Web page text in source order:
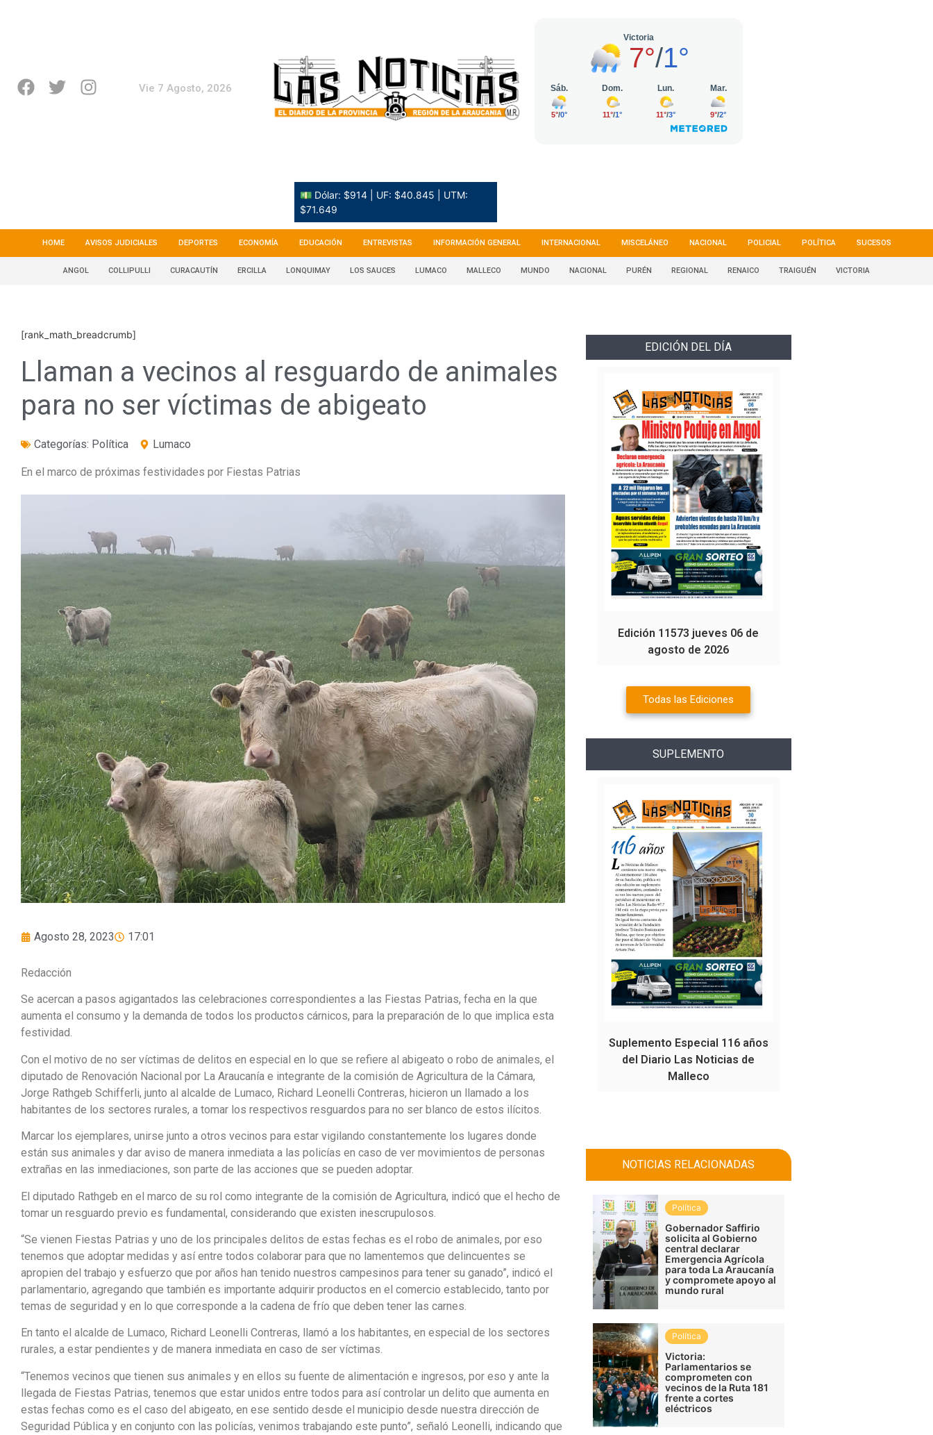
Vie 7 Agosto, 2026
💵 Dólar: $914 | UF: $40.845 | UTM:
$71.649
HOME AVISOS JUDICIALES DEPORTES ECONOMÍA EDUCACIÓN ENTREVISTAS INFORMACIÓN GENERAL INTERNACIONAL MISCELÁNEO NACIONAL POLICIAL POLÍTICA SUCESOS
ANGOL COLLIPULLI CURACAUTÍN ERCILLA LONQUIMAY LOS SAUCES LUMACO MALLECO MUNDO NACIONAL PURÉN REGIONAL RENAICO TRAIGUÉN VICTORIA
[rank_math_breadcrumb]
Llaman a vecinos al resguardo de animales
para no ser víctimas de abigeato
Categorías: Política Lumaco
En el marco de próximas festividades por Fiestas Patrias
Agosto 28, 2023 17:01
Redacción
Se acercan a pasos agigantados las celebraciones correspondientes a las Fiestas Patrias, fecha en la que
aumenta el consumo y la demanda de todos los productos cárnicos, para la preparación de lo que implica esta
festividad.
Con el motivo de no ser víctimas de delitos en especial en lo que se refiere al abigeato o robo de animales, el
diputado de Renovación Nacional por La Araucanía e integrante de la comisión de Agricultura de la Cámara,
Jorge Rathgeb Schifferli, junto al alcalde de Lumaco, Richard Leonelli Contreras, hicieron un llamado a los
habitantes de los sectores rurales, a tomar los respectivos resguardos para no ser blanco de estos ilícitos.
Marcar los ejemplares, unirse junto a otros vecinos para estar vigilando constantemente los lugares donde
están sus animales y dar aviso de manera inmediata a las policías en caso de ver movimientos de personas
extrañas en las inmediaciones, son parte de las acciones que se pueden adoptar.
El diputado Rathgeb en el marco de su rol como integrante de la comisión de Agricultura, indicó que el hecho de
tomar un resguardo previo es fundamental, considerando que existen inescrupulosos.
“Se vienen Fiestas Patrias y uno de los principales delitos de estas fechas es el robo de animales, por eso
tenemos que adoptar medidas y así entre todos colaborar para que no lamentemos que delincuentes se
apropien del trabajo y esfuerzo que por años han tenido nuestros campesinos para tener su ganado”, indicó el
parlamentario, agregando que también es importante adquirir productos en el comercio establecido, tanto por
temas de seguridad y en lo que corresponde a la cadena de frío que deben tener las carnes.
En tanto el alcalde de Lumaco, Richard Leonelli Contreras, llamó a los habitantes, en especial de los sectores
rurales, a estar pendientes y de manera inmediata en caso de ser víctimas.
“Tenemos vecinos que tienen sus animales y en ellos su fuente de alimentación e ingresos, por eso y ante la
llegada de Fiestas Patrias, tenemos que estar unidos entre todos para así controlar un delito que aumenta en
estas fechas como es el caso del abigeato, en ese sentido desde el municipio desde nuestra dirección de
Seguridad Pública y en conjunto con las policías, venimos trabajando este punto”, señaló Leonelli, indicando que
EDICIÓN DEL DÍA
Edición 11573 jueves 06 de
agosto de 2026
Todas las Ediciones
SUPLEMENTO
Suplemento Especial 116 años
del Diario Las Noticias de
Malleco
NOTICIAS RELACIONADAS
Política
Gobernador Saffirio
solicita al Gobierno
central declarar
Emergencia Agrícola
para toda La Araucanía
y compromete apoyo al
mundo rural
Política
Victoria:
Parlamentarios se
comprometen con
vecinos de la Ruta 181
frente a cortes
eléctricos